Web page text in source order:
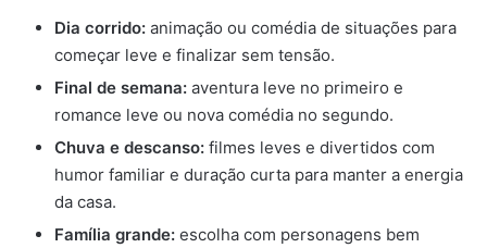
Dia corrido: animação ou comédia de situações para
começar leve e finalizar sem tensão.
Final de semana: aventura leve no primeiro e
romance leve ou nova comédia no segundo.
Chuva e descanso: filmes leves e divertidos com
humor familiar e duração curta para manter a energia
da casa.
Família grande: escolha com personagens bem